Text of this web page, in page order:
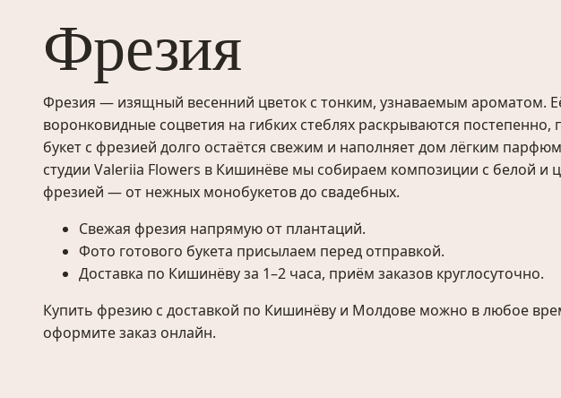
Фрезия
Фрезия — изящный весенний цветок с тонким, узнаваемым ароматом.
воронковидные соцветия на гибких стеблях раскрываются постепенно,
букет с фрезией долго остаётся свежим и наполняет дом лёгким
студии Valeriia Flowers в Кишинёве мы собираем композиции с белой и
фрезией — от нежных монобукетов до свадебных.
Свежая фрезия напрямую от плантаций.
Фото готового букета присылаем перед отправкой.
Доставка по Кишинёву за 1–2 часа, приём заказов круглосуточно.
Купить фрезию с доставкой по Кишинёву и Молдове можно в любое
оформите заказ онлайн.